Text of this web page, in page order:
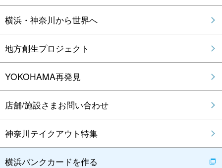
横浜・神奈川から世界へ
地方創生プロジェクト
YOKOHAMA再発見
店舗/施設さまお問い合わせ
神奈川テイクアウト特集
横浜バンクカードを作る